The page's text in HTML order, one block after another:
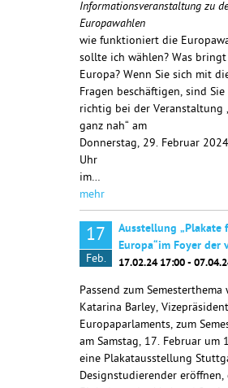
Informationsveranstaltung zu
Europawahlen
wie funktioniert die
sollte ich wählen? Was
Europa? Wenn Sie sich mit
Fragen beschäftigen, sind Sie
richtig bei der Veranstaltung
ganz nah“ am
Donnerstag, 29. Februar
Uhr
im…
mehr
17
Feb.
Ausstellung „Plakate
Europa“im Foyer der
17.02.24 17:00 -
Passend zum Semesterthema
Katarina Barley,
Europaparlaments, zum
am Samstag, 17. Februar um
eine Plakatausstellung
Designstudierender eröffnen,